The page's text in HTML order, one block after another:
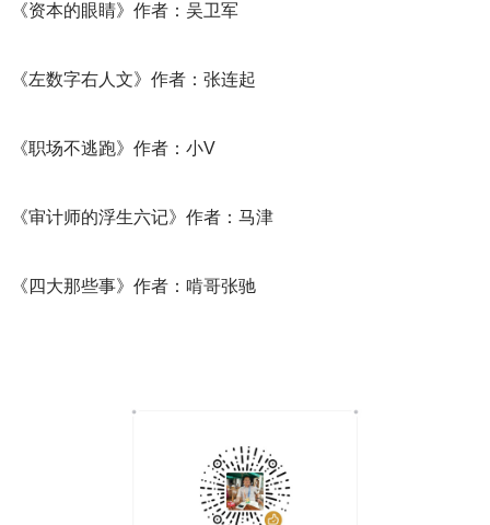
《资本的眼睛》作者：吴卫军
《左数字右人文》作者：张连起
《职场不逃跑》作者：小V
《审计师的浮生六记》作者：马津
《四大那些事》作者：啃哥张驰